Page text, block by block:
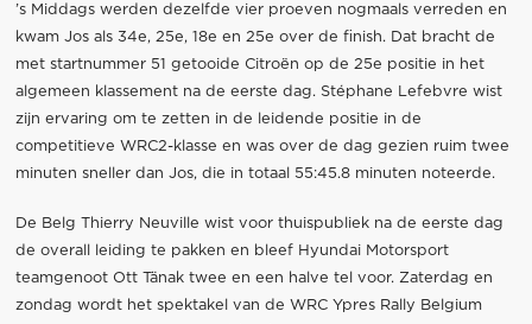
’s Middags werden dezelfde vier proeven nogmaals verreden en
kwam Jos als 34e, 25e, 18e en 25e over de finish. Dat bracht de
met startnummer 51 getooide Citroën op de 25e positie in het
algemeen klassement na de eerste dag. Stéphane Lefebvre wist
zijn ervaring om te zetten in de leidende positie in de
competitieve WRC2-klasse en was over de dag gezien ruim twee
minuten sneller dan Jos, die in totaal 55:45.8 minuten noteerde.
De Belg Thierry Neuville wist voor thuispubliek na de eerste dag
de overall leiding te pakken en bleef Hyundai Motorsport
teamgenoot Ott Tänak twee en een halve tel voor. Zaterdag en
zondag wordt het spektakel van de WRC Ypres Rally Belgium